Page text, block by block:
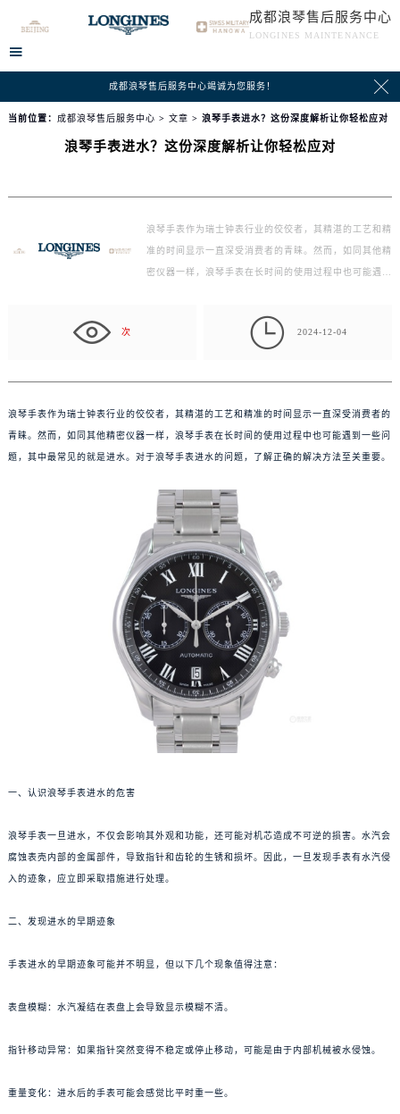
成都浪琴售后服务中心
LONGINES MAINTENANCE

成都浪琴售后服务中心竭诚为您服务！ 
当前位置： 成都浪琴售后服务中心 > 文章 > 浪琴手表进水？这份深度解析让你轻松应对
浪琴手表进水？这份深度解析让你轻松应对
浪琴手表作为瑞士钟表行业的佼佼者，其精湛的工艺和精
准的时间显示一直深受消费者的青睐。然而，如同其他精
密仪器一样，浪琴手表在长时间的使用过程中也可能遇…
次  2024-12-04
浪琴手表作为瑞士钟表行业的佼佼者，其精湛的工艺和精准的时间显示一直深受消费者的
青睐。然而，如同其他精密仪器一样，浪琴手表在长时间的使用过程中也可能遇到一些问
题，其中最常见的就是进水。对于浪琴手表进水的问题，了解正确的解决方法至关重要。
一、认识浪琴手表进水的危害
浪琴手表一旦进水，不仅会影响其外观和功能，还可能对机芯造成不可逆的损害。水汽会
腐蚀表壳内部的金属部件，导致指针和齿轮的生锈和损坏。因此，一旦发现手表有水汽侵
入的迹象，应立即采取措施进行处理。
二、发现进水的早期迹象
手表进水的早期迹象可能并不明显，但以下几个现象值得注意：
表盘模糊：水汽凝结在表盘上会导致显示模糊不清。
指针移动异常：如果指针突然变得不稳定或停止移动，可能是由于内部机械被水侵蚀。
重量变化：进水后的手表可能会感觉比平时重一些。